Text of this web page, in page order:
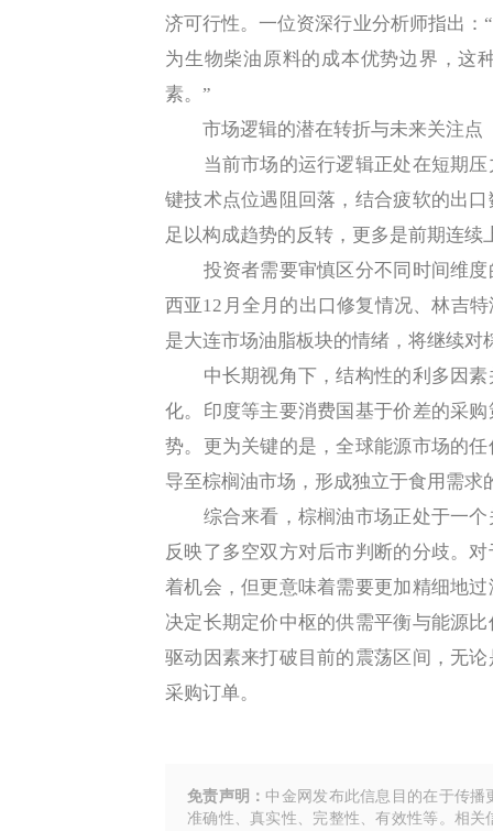
济可行性。一位资深行业分析师指出
为生物柴油原料的成本优势边界，这
素。”
市场逻辑的潜在转折与未来关注点
当前市场的运行逻辑正处在短期压
键技术点位遇阻回落，结合疲软的出
足以构成趋势的反转，更多是前期连
投资者需要审慎区分不同时间维度
西亚12月全月的出口修复情况、林吉
是大连市场油脂板块的情绪，将继续
中长期视角下，结构性的利多因素
化。印度等主要消费国基于价差的采
势。更为关键的是，全球能源市场的
导至棕榈油市场，形成独立于食用需求
综合来看，棕榈油市场正处于一个
反映了多空双方对后市判断的分歧。
着机会，但更意味着需要更加精细地
决定长期定价中枢的供需平衡与能源
驱动因素来打破目前的震荡区间，无
采购订单。
免责声明： 中金网发布此信息目的在于传
准确性、真实性、完整性、有效性等。相